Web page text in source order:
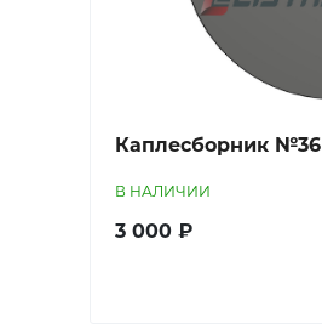
Каплесборник №36
В НАЛИЧИИ
3 000 ₽